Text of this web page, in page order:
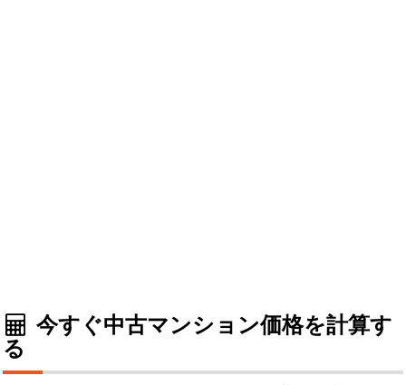
今すぐ中古マンション価格を計算す
る